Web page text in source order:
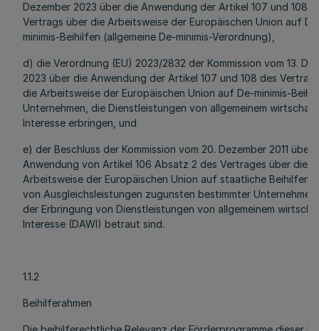
Dezember 2023 über die Anwendung der Artikel 107 und 108
Vertrags über die Arbeitsweise der Europäischen Union auf
minimis-Beihilfen (allgemeine De-minimis-Verordnung),
d) die Verordnung (EU) 2023/2832 der Kommission vom 13.
2023 über die Anwendung der Artikel 107 und 108 des
die Arbeitsweise der Europäischen Union auf De-minimis-
Unternehmen, die Dienstleistungen von allgemeinem
Interesse erbringen, und
e) der Beschluss der Kommission vom 20. Dezember 2011 über
Anwendung von Artikel 106 Absatz 2 des Vertrages über die
Arbeitsweise der Europäischen Union auf staatliche Beihilfen
von Ausgleichsleistungen zugunsten bestimmter
der Erbringung von Dienstleistungen von allgemeinem
Interesse (DAWI) betraut sind.
1.1.2
Beihilferahmen